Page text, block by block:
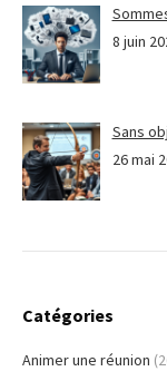
8 juin
Sans
26 mai
Catégories
Animer une réunion